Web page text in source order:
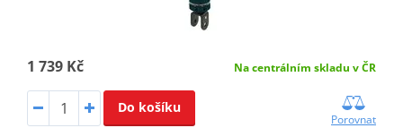
1 739 Kč Na centrálním skladu v ČR
Do košíku
Porovnat